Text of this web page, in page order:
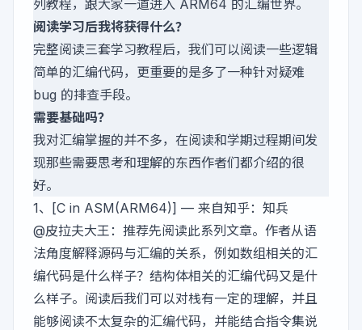
列教程，跟大家一道进入 ARM64 的汇编世界。
阅读学习后我将获得什么？
完整阅读三套学习教程后，我们可以阅读一些逻辑
简单的汇编代码，更重要的是多了一种针对疑难
bug 的排查手段。
需要基础吗？
我对汇编掌握的并不多，在阅读和学期过程期间发
现那些需要思考和理解的东西作者们都介绍的很
好。
1、 [C in ASM(ARM64)] — 来自知乎：知兵
@皮拉夫大王 ：推荐先阅读此系列文章。作者从语
法角度解释源码与汇编的关系，例如数组相关的汇
编代码是什么样子？结构体相关的汇编代码又是什
么样子。阅读后我们可以对栈有一定的理解，并且
能够阅读不太复杂的汇编代码，并能结合指令集说